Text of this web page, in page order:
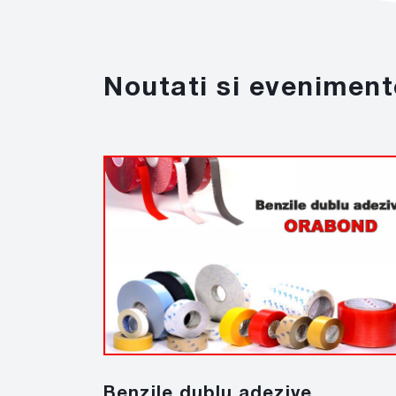
Noutati si